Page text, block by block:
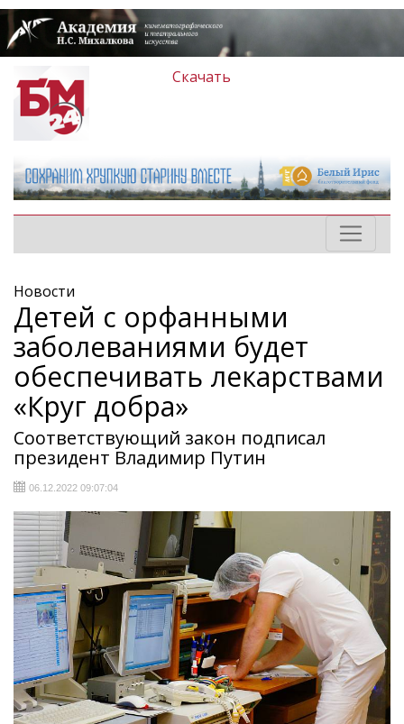
Скачать
Новости
Детей с орфанными
заболеваниями будет
обеспечивать лекарствами
«Круг добра»
Соответствующий закон подписал
президент Владимир Путин
06.12.2022 09:07:04